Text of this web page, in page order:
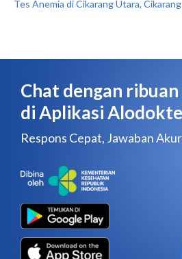
Tes Anemia di Cikarang Utara, Cikarang